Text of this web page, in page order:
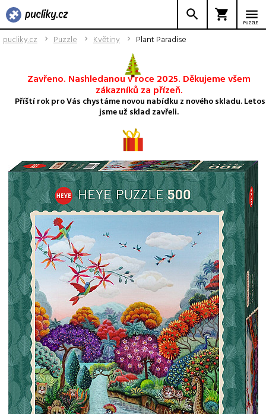
PUZZLE
pucliky.cz Puzzle Květiny Plant Paradise
Zavřeno. Nashledanou v roce 2025. Děkujeme všem
zákazníků za přízeň.
Příští rok pro Vás chystáme novou nabídku z nového skladu. Letos
jsme už sklad zavřeli.